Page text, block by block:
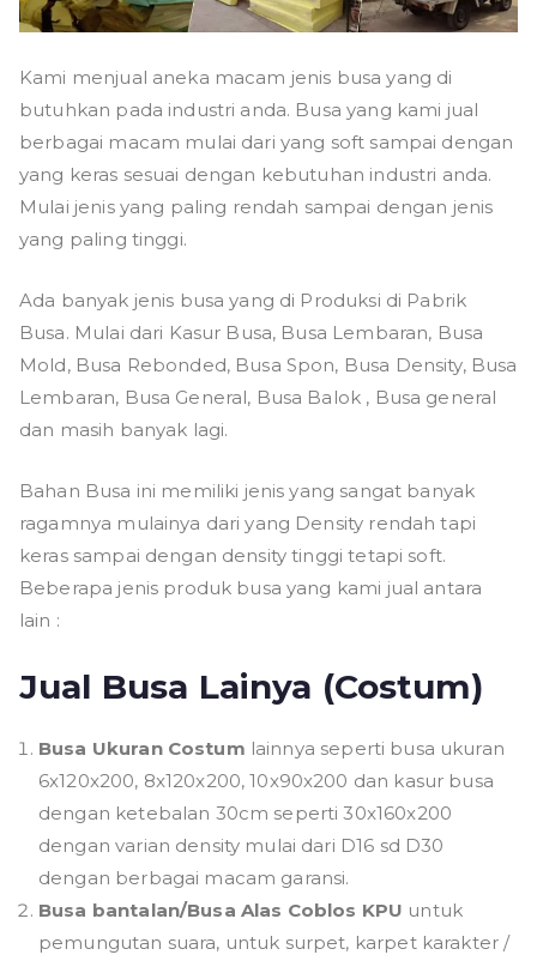
Kami menjual aneka macam jenis busa yang di
butuhkan pada industri anda. Busa yang kami jual
berbagai macam mulai dari yang soft sampai dengan
yang keras sesuai dengan kebutuhan industri anda.
Mulai jenis yang paling rendah sampai dengan jenis
yang paling tinggi.
Ada banyak jenis busa yang di Produksi di Pabrik
Busa. Mulai dari Kasur Busa, Busa Lembaran, Busa
Mold, Busa Rebonded, Busa Spon, Busa Density, Busa
Lembaran, Busa General, Busa Balok , Busa general
dan masih banyak lagi.
Bahan Busa ini memiliki jenis yang sangat banyak
ragamnya mulainya dari yang Density rendah tapi
keras sampai dengan density tinggi tetapi soft.
Beberapa jenis produk busa yang kami jual antara
lain :
Jual Busa Lainya (Costum)
Busa Ukuran Costum lainnya seperti busa ukuran
6x120x200, 8x120x200, 10x90x200 dan kasur busa
dengan ketebalan 30cm seperti 30x160x200
dengan varian density mulai dari D16 sd D30
dengan berbagai macam garansi.
Busa bantalan/Busa Alas Coblos KPU untuk
pemungutan suara, untuk surpet, karpet karakter /